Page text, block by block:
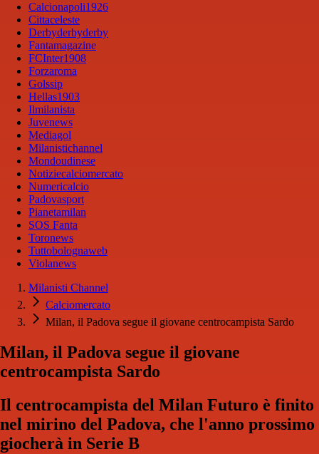
Calcionapoli1926
Cittaceleste
Derbyderbyderby
Fantamagazine
FCInter1908
Forzaroma
Golssip
Hellas1903
Ilmilanista
Juvenews
Mediagol
Milanistichannel
Mondoudinese
Notiziecalciomercato
Numericalcio
Padovasport
Pianetamilan
SOS Fanta
Toronews
Tuttobolognaweb
Violanews
Milanisti Channel
Calciomercato
Milan, il Padova segue il giovane centrocampista Sardo
Milan, il Padova segue il giovane
centrocampista Sardo
Il centrocampista del Milan Futuro è finito
nel mirino del Padova, che l'anno prossimo
giocherà in Serie B